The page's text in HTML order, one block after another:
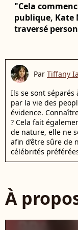
"Cela
publique, Kate
traversé
Par Tiffany
Ils se sont séparés
par la vie des
évidence.
? Cela fait
de nature, elle ne
afin d’être sûre de
célébrités
À